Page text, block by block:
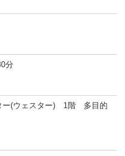
分
ー(ウェスター) 1階 多目的